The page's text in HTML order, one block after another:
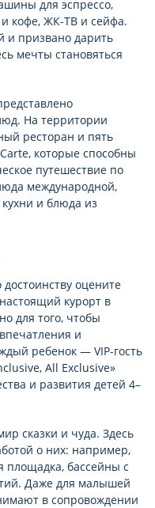
для эспрессо,
кофе, ЖК-ТВ и сейфа.
и призвано дарить
мечты становяться
На территории
ресторан и пять
которые способны
путешествие по
международной,
кухни и блюда из
оцените
курорт в
для того, чтобы
и
ребенок — VIP-гость
All Exclusive»
и развития детей 4–
сказки и чуда. Здесь
о них: например,
площадка, бассейны с
Даже для малышей
в сопровождении